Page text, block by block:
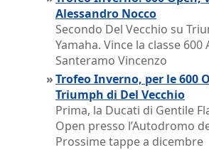
Alessandro Nocco
Secondo Del Vecchio su
Yamaha. Vince la classe
Santeramo Vincenzo
»Trofeo Inverno, per le 600
Triumph di Del Vecchio
Prima, la Ducati di Gentile
Open presso l’Autodromo
Prossime tappe a dicembre